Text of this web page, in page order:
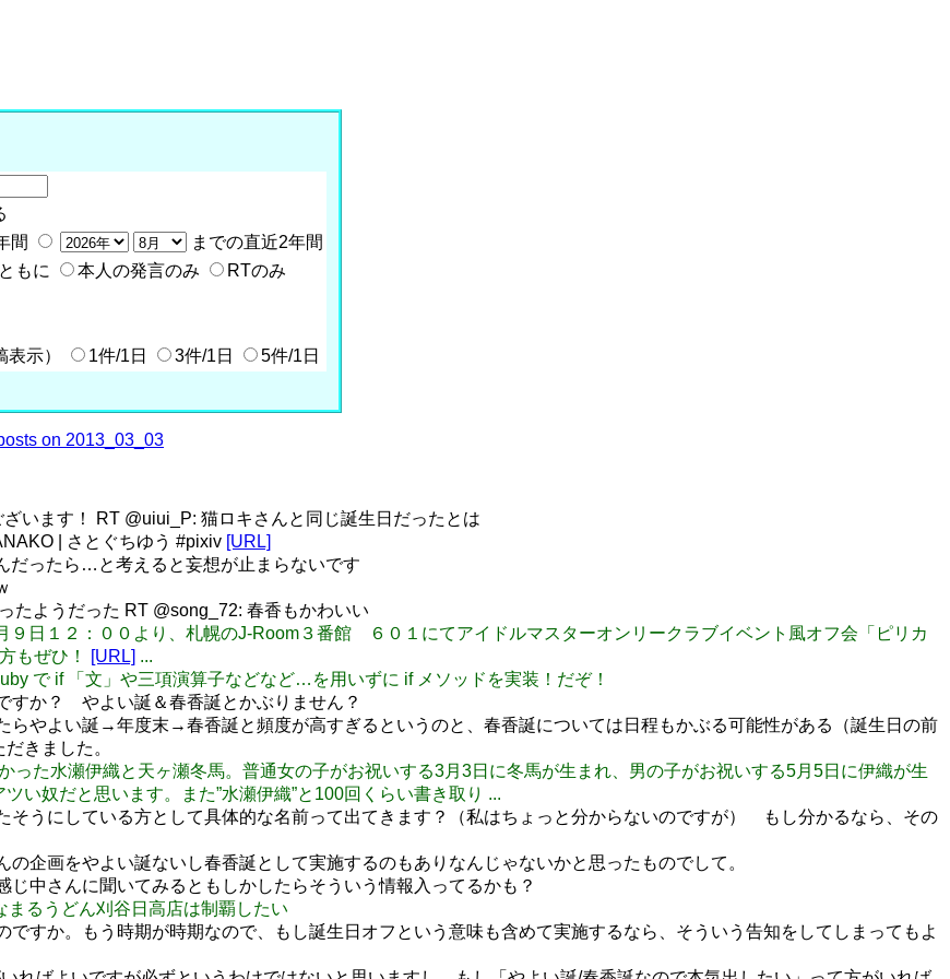
間
までの直近2年間
もに 本人の発言のみ
RTのみ
示） 1件/1日 3件/1日 5件/1日
on 2013_03_03
います！ RT @uiui_P: 猫ロキさんと同じ誕生日だったとは
| さとぐちゆう #pixiv [URL]
だったら…と考えると妄想が止まらないです
たようだった RT @song_72: 春香もかわいい
９日１２：００より、札幌のJ-Room３番館 ６０１にてアイドルマスターオンリークラブイベント風オフ会「ピリカ
もぜひ！
[URL] ...
で if 「文」や三項演算子などなど…を用いずに if メソッドを実装！だぞ！
すか？ やよい誕＆春香誕とかぶりません？
らやよい誕→年度末→春香誕と頻度が高すぎるというのと、春香誕については日程もかぶる可能性がある（誕生日の前
きました。
った水瀬伊織と天ヶ瀬冬馬。普通女の子がお祝いする3月3日に冬馬が生まれ、男の子がお祝いする5月5日に伊織が生
い奴だと思います。また”水瀬伊織”と100回くらい書き取り ...
そうにしている方として具体的な名前って出てきます？（私はちょっと分からないのですが） もし分かるなら、その
の企画をやよい誕ないし春香誕として実施するのもありなんじゃないかと思ったものでして。
じ中さんに聞いてみるともしかしたらそういう情報入ってるかも？
まるうどん刈谷日高店は制覇したい
ですか。もう時期が時期なので、もし誕生日オフという意味も含めて実施するなら、そういう告知をしてしまってもよ